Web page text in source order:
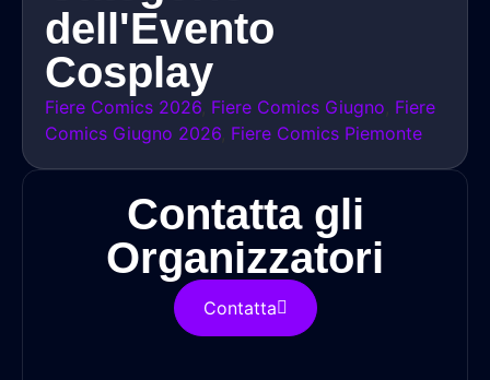
dell'Evento
Cosplay
Fiere Comics 2026 Fiere Comics Giugno Fiere
Comics Giugno 2026 Fiere Comics Piemonte
Contatta gli
Organizzatori
Contatta